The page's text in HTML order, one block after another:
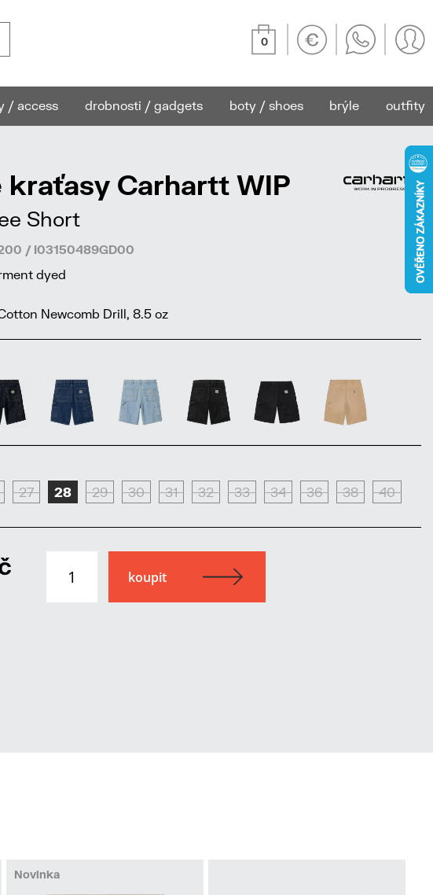
0
/ access drobnosti / gadgets boty / shoes brýle outfity
kraťasy Carhartt WIP
Short
/ I03150489GD00
dyed
Newcomb Drill, 8.5 oz
27 28 29 30 31 32 33 34 36 38 40
Novinka